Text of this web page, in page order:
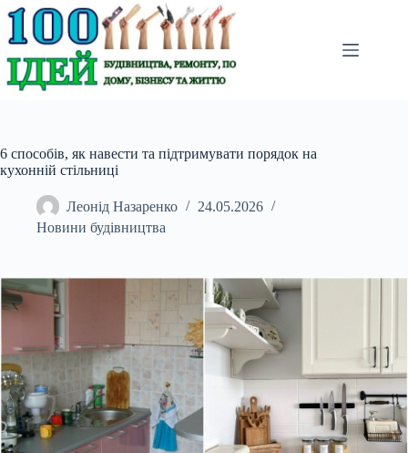
Перейти
до
вмісту
6 способів, як навести та підтримувати порядок на
кухонній стільниці
Леонід Назаренко
24.05.2026
Новини будівництва